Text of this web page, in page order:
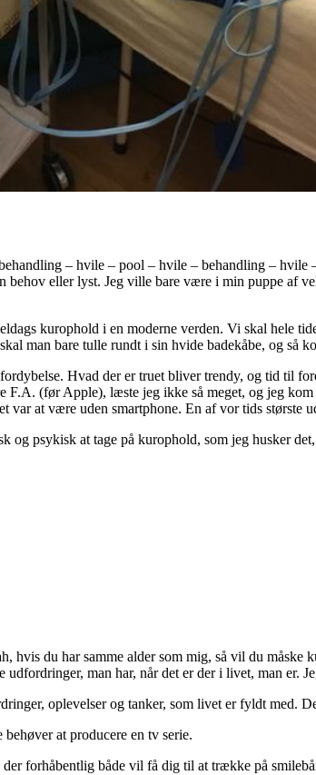
– hvile – pool – hvile – behandling –
behov eller lyst. Jeg ville bare være i min puppe
kurophold i en moderne verden. Vi skal hele
man bare tulle rundt i sin hvide badekåbe, og så
Hvad der er truet bliver trendy, og tid til
F.A. (før Apple), læste jeg ikke så meget, og jeg
at være uden smartphone. En af vor tids største
og psykisk at tage på kurophold, som jeg husker
du har samme alder som mig, så vil du måske
man har, når det er der i livet, man er.
oplevelser og tanker, som livet er fyldt med.
at producere en tv serie.
forhåbentlig både vil få dig til at trække på